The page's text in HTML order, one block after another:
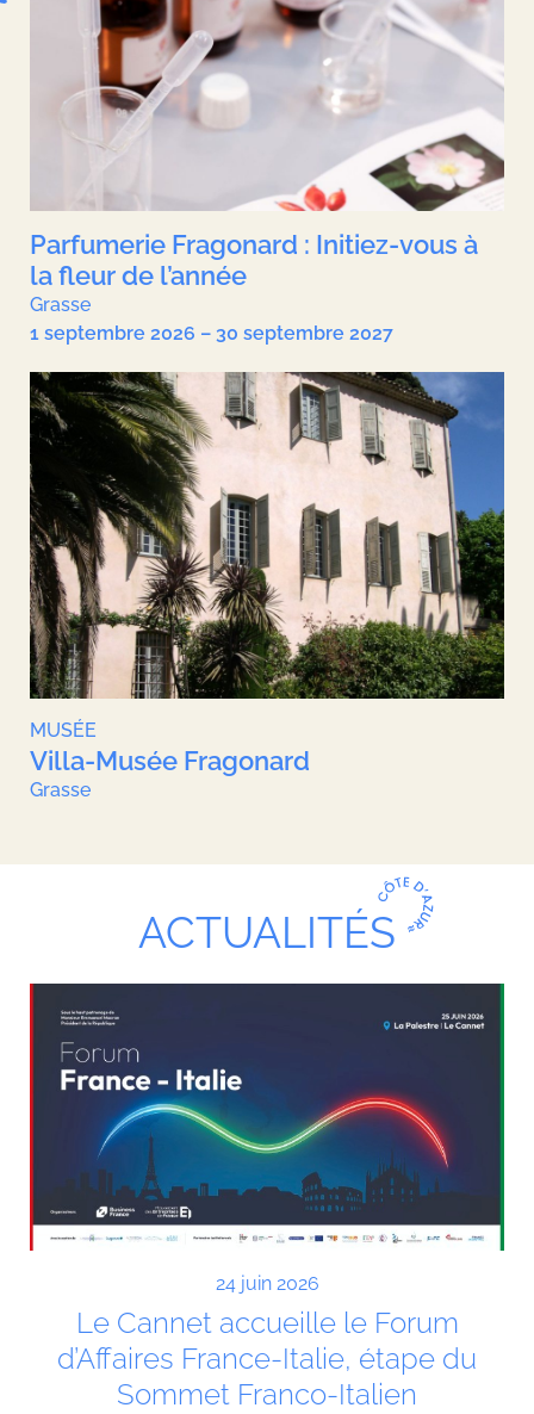
Parfumerie Fragonard : Initiez-vous à
la fleur de l’année
Grasse
1 septembre 2026 – 30 septembre 2027
MUSÉE
Villa-Musée Fragonard
Grasse
ACTUALITÉS
24 juin 2026
Le Cannet accueille le Forum
d’Affaires France-Italie, étape du
Sommet Franco-Italien